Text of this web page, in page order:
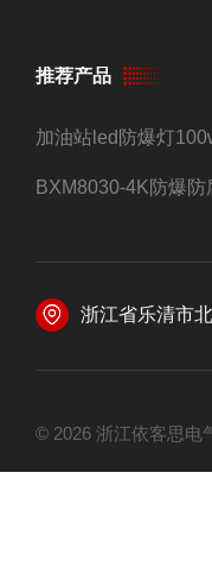
推荐产品
加油站led防爆灯
浙江省乐清市
© 2026 浙江依客思电